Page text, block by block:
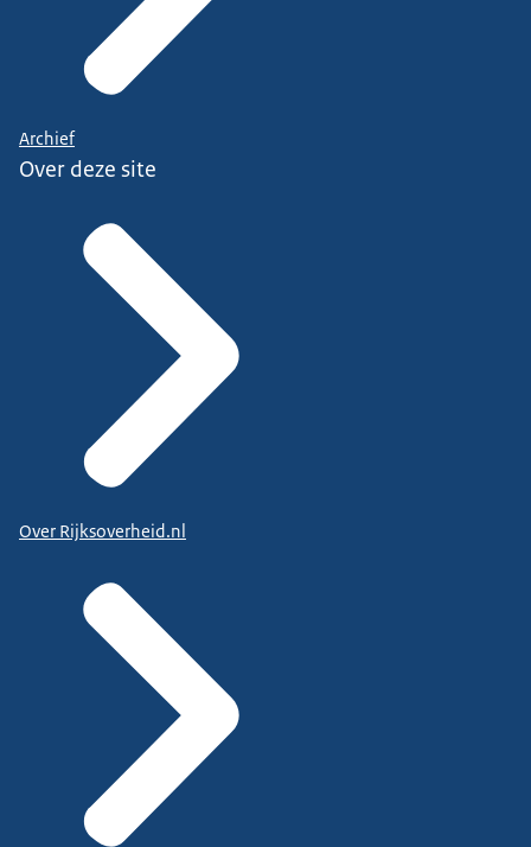
Archief
Over deze site
Over Rijksoverheid.nl